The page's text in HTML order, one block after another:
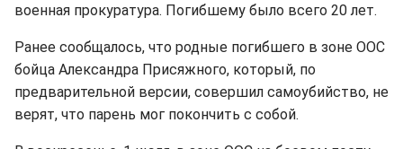
военная прокуратура. Погибшему было всего 20 лет.
Ранее сообщалось, что родные погибшего в зоне ООС
бойца Александра Присяжного, который, по
предварительной версии, совершил самоубийство, не
верят, что парень мог покончить с собой.